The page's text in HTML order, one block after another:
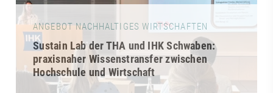
ANGEBOT NACHHALTIGES WIRTSCHAFTEN
Sustain Lab der THA und IHK Schwaben:
praxisnaher Wissenstransfer zwischen
Hochschule und Wirtschaft